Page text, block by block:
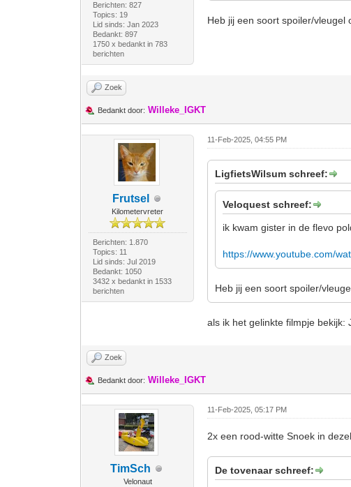
Berichten: 827
Topics: 19
Lid sinds: Jan 2023
Bedankt: 897
1750 x bedankt in 783
berichten
Heb jij een soort spoiler/vleugel
Zoek
Bedankt door: Willeke_IGKT
Frutsel
Kilometervreter
Berichten: 1.870
Topics: 11
Lid sinds: Jul 2019
Bedankt: 1050
3432 x bedankt in 1533
berichten
11-Feb-2025, 04:55 PM
LigfietsWilsum schreef:
Veloquest schreef:
ik kwam gister in de flevo
https://www.youtube.com/
Heb jij een soort spoiler/
als ik het gelinkte filmpje bekijk:
Zoek
Bedankt door: Willeke_IGKT
TimSch
Velonaut
11-Feb-2025, 05:17 PM
2x een rood-witte Snoek in
De tovenaar schreef: